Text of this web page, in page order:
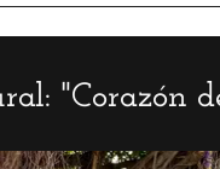
"Corazón